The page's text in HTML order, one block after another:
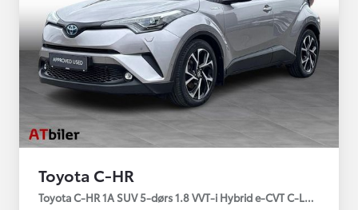
Toyota C-HR
Toyota C-HR 1A SUV 5-dørs 1.8 VVT-i Hybrid e-CVT C-LUB -